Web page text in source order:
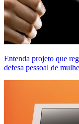
Entenda projeto que
defesa pessoal de